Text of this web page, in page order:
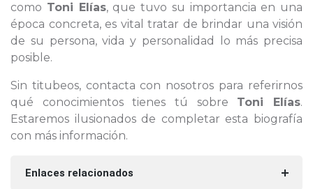
como Toni Elías, que tuvo su importancia en una
época concreta, es vital tratar de brindar una visión
de su persona, vida y personalidad lo más precisa
posible.
Sin titubeos, contacta con nosotros para referirnos
qué conocimientos tienes tú sobre Toni Elías.
Estaremos ilusionados de completar esta biografía
con más información.
Enlaces relacionados